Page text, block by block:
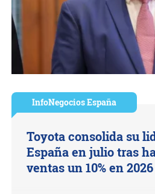
InfoNegocios España
Toyota consolida su
España en julio tras
ventas un 10% en 2026